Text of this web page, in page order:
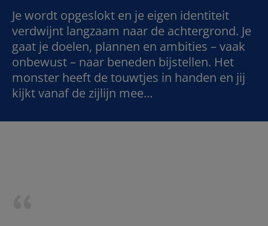
Je wordt opgeslokt en je eigen identiteit
verdwijnt langzaam naar de achtergrond. Je
gaat je doelen, plannen en ambities – vaak
onbewust – naar beneden bijstellen. Het
monster heeft de touwtjes in handen en jij
kijkt vanaf de zijlijn mee…